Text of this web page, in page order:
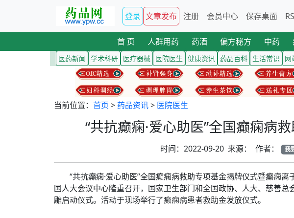
登录 文章发布 注册 会员中心 保存桌面
首 页 人群用药 药酒 偏方秘方 中药
医药新闻 学术科研 医疗器械 医院医生 健康资讯 药品百科 生活常识 网
当前位置： 首页 > 药品资讯> 医院医生
“共抗癫痫·爱心助医”全国癫痫病
时间：2022-09-20 来源： 作者： 我
“共抗癫痫·爱心助医”全国癫痫病救助专项基金揭牌仪式暨癫痫离
国人大会议中心隆重召开，国家卫生部门和全国政协、人大、慈善
雕启动仪式。活动于现场举行了癫痫病患者救助金发放仪式。